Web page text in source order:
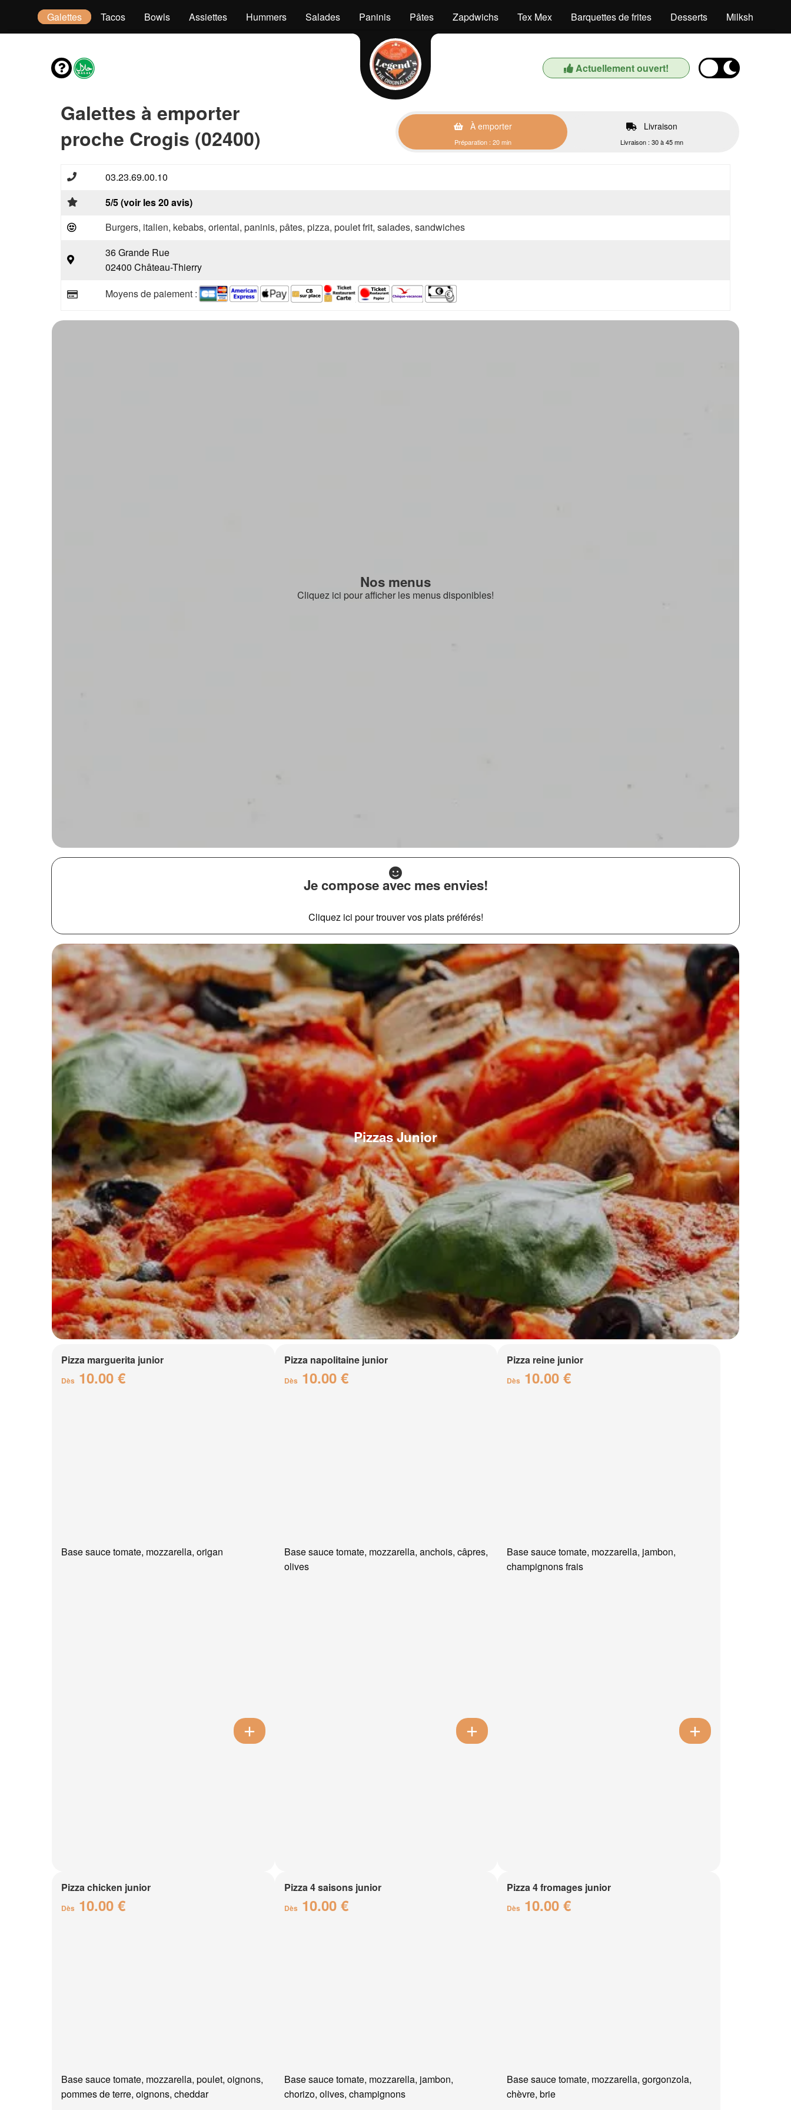
Galettes Tacos Bowls Assiettes Hummers Salades Paninis Pâtes Zapdwichs Tex Mex Barquettes de frites Desserts Milkshake
Actuellement ouvert!
Galettes à emporter
proche Crogis (02400)
À emporter
Préparation : 20 min
Livraison
Livraison : 30 à 45 mn
03.23.69.00.10
5/5 (voir les 20 avis)
Burgers, italien, kebabs, oriental, paninis, pâtes, pizza, poulet frit, salades, sandwiches
36 Grande Rue
02400 Château-Thierry
Moyens de paiement :
Nos menus
Cliquez ici pour afficher les menus disponibles!
Je compose avec mes envies!
Cliquez ici pour trouver vos plats préférés!
Pizzas Junior
Pizza marguerita junior
Dès 10.00 €
Base sauce tomate, mozzarella, origan
Pizza napolitaine junior
Dès 10.00 €
Base sauce tomate, mozzarella, anchois, câpres,
olives
Pizza reine junior
Dès 10.00 €
Base sauce tomate, mozzarella, jambon,
champignons frais
Pizza chicken junior
Dès 10.00 €
Base sauce tomate, mozzarella, poulet, oignons,
pommes de terre, oignons, cheddar
Pizza 4 saisons junior
Dès 10.00 €
Base sauce tomate, mozzarella, jambon,
chorizo, olives, champignons
Pizza 4 fromages junior
Dès 10.00 €
Base sauce tomate, mozzarella, gorgonzola,
chèvre, brie